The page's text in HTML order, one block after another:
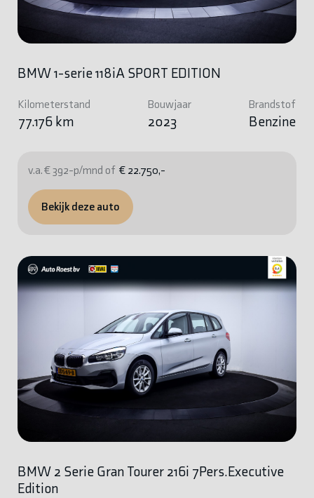
BMW 1-serie 118iA SPORT EDITION
Kilometerstand
77.176 km
Bouwjaar
2023
Brandstof
Benzine
v.a. € 392-p/mnd of € 22.750,-
Bekijk deze auto
BMW 2 Serie Gran Tourer 216i 7Pers.Executive
Edition